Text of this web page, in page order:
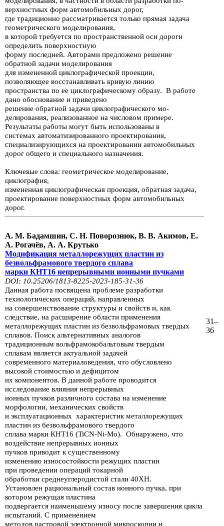
верхностных форм автомобильных дорог,
где традиционно рассматривается только прямая задача
геометрического моделирования,
в которой требует­ся по пространственной оси дороги
определить поверхностную
форму по­следней. Авторами предложено решение
обратной задачи моделирования
для измененной циклографической проекции,
позволяющее восстанавливать кривую линию
пространства по ее циклографическому образу. В работе
дано обоснование и приведено
решение обратной задачи циклографического мо­
делирования, реализованное на числовом примере.
Результаты работы могут быть использованы в
системах автоматизированного проектирования,
специ­ализирующихся на проектировании автомобильных
дорог общего и специ­ального назначения.
Ключевые слова: геометрическое моделирование,
циклография,
измененная циклографическая проекция, обратная задача,
проектирование поверхност­ных форм автомобильных
дорог.
А. М. Бадамшин, С. Н. Поворознюк, В. В. Акимов, Е.
А. Рогачёв, А. А. Крутько
Модификация металлорежущих пластин из
безвольфрамового твердого сплава
марки КНТ16 непрерывными ионными пучками
DOI: 10.25206/1813-8225-2023-185-31-36
Данная работа посвящена проблеме разработки
технологических операций, направленных
на совершенствование структуры и свойств и, как
следствие, на расширение области применения
металлорежущих пластин из безвольфра­мовых твердых
сплавов. Поискальтернативных аналогов
традиционным воль­фрамокобальтовым твердым
сплавам является актуальной задачей
современ­ного материаловедения, что обусловлено
высокой стоимостью и дефицитом
их компонентов. В данной работе проводится
исследование влияния непре­рывных
ионных пучков различного состава на изменение
морфологии, меха­нических свойств
и эксплуатационных характеристик металлорежущих
пластин из безвольфрамового твердого
сплава марки КНТ16 (TiCN-Ni-Mo). Обнаруже­но, что
воздействие непрерывных ионных
пучков приводит к существенному
изменению износостойкости режущих пластин
при проведении операций то­карной
обработки среднеуглеродистой стали 40ХН.
Установлен рациональ­ный состав ионного пучка, при
котором режущая пластина
подвергается наименьшему износу после завершения цикла
испытаний. С применением
ме­тодов растровой электронной микроскопии и
31–
36